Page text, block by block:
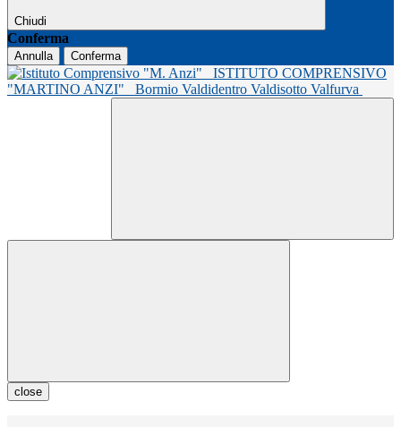
Chiudi
Conferma
Annulla Conferma
ISTITUTO COMPRENSIVO
"MARTINO ANZI"
Bormio Valdidentro Valdisotto Valfurva
close